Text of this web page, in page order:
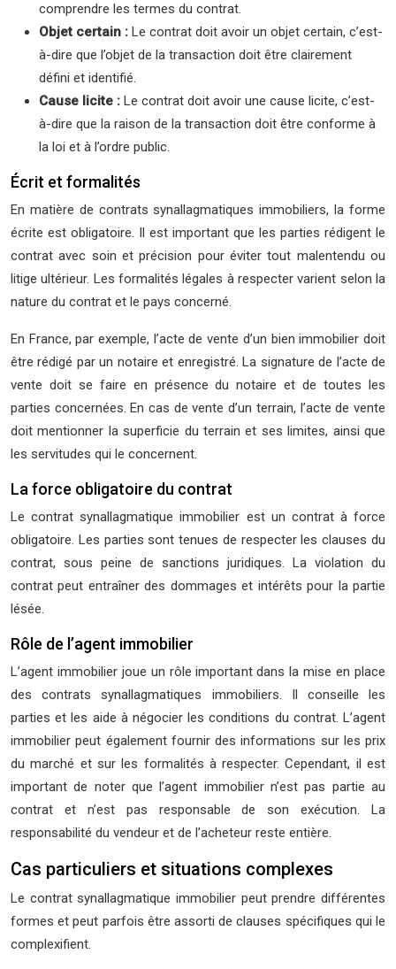
comprendre les termes du contrat.
Objet certain : Le contrat doit avoir un objet certain, c’est-
à-dire que l’objet de la transaction doit être clairement
défini et identifié.
Cause licite : Le contrat doit avoir une cause licite, c’est-
à-dire que la raison de la transaction doit être conforme à
la loi et à l’ordre public.
Écrit et formalités
En matière de contrats synallagmatiques immobiliers, la forme
écrite est obligatoire. Il est important que les parties rédigent le
contrat avec soin et précision pour éviter tout malentendu ou
litige ultérieur. Les formalités légales à respecter varient selon la
nature du contrat et le pays concerné.
En France, par exemple, l’acte de vente d’un bien immobilier doit
être rédigé par un notaire et enregistré. La signature de l’acte de
vente doit se faire en présence du notaire et de toutes les
parties concernées. En cas de vente d’un terrain, l’acte de vente
doit mentionner la superficie du terrain et ses limites, ainsi que
les servitudes qui le concernent.
La force obligatoire du contrat
Le contrat synallagmatique immobilier est un contrat à force
obligatoire. Les parties sont tenues de respecter les clauses du
contrat, sous peine de sanctions juridiques. La violation du
contrat peut entraîner des dommages et intérêts pour la partie
lésée.
Rôle de l’agent immobilier
L’agent immobilier joue un rôle important dans la mise en place
des contrats synallagmatiques immobiliers. Il conseille les
parties et les aide à négocier les conditions du contrat. L’agent
immobilier peut également fournir des informations sur les prix
du marché et sur les formalités à respecter. Cependant, il est
important de noter que l’agent immobilier n’est pas partie au
contrat et n’est pas responsable de son exécution. La
responsabilité du vendeur et de l’acheteur reste entière.
Cas particuliers et situations complexes
Le contrat synallagmatique immobilier peut prendre différentes
formes et peut parfois être assorti de clauses spécifiques qui le
complexifient.